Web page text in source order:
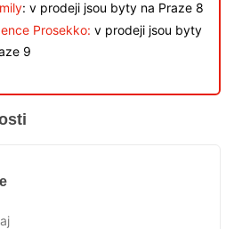
: v prodeji jsou byty na Praze 8
Prosekko: v prodeji jsou byty
9